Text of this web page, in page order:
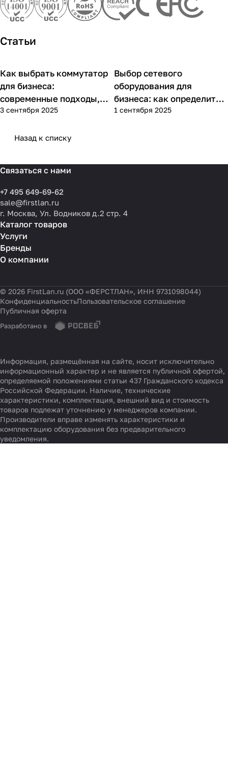
Статьи
Советы покупателям
Как выбрать коммутатор
для бизнеса:
современные подходы,
практика применения и
3 сентября 2025
Советы покупателям
Выбор сетевого
оборудования для
бизнеса: как определить
потребности компании и
1 сентября 2025
Назад к списку
Связаться с нами
+7 495 649-69-62
sale@firstlan.ru
г. Москва, Ул. Водников д.2 стр. 4
Каталог товаров
Услуги
Бренды
О компании
© 2026 FirstLan.ru (ООО «ФЕРСТЛАН», ИНН 9731098044)
КонфиденциальностьПользовательское соглашение
Публичная оферта
Разработано в
Информация, размещённая на сайте, носит исключительно
информационный характер и не является публичной офертой,
определяемой положениями статьи 437 Гражданского кодекса
Российской Федерации. Наличие, технические
характеристики, комплектация, внешний вид и стоимость
товаров подлежат уточнению у менеджеров компании.
Производители вправе изменять характеристики и
комплектацию оборудования без предварительного
уведомления.